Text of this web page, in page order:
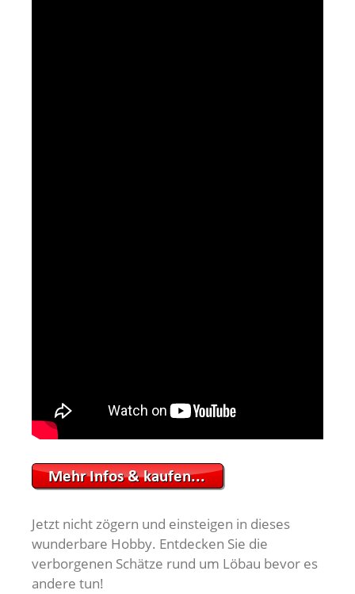
Jetzt nicht zögern und einsteigen in dieses
wunderbare Hobby. Entdecken Sie die
verborgenen Schätze rund um Löbau bevor es
andere tun!